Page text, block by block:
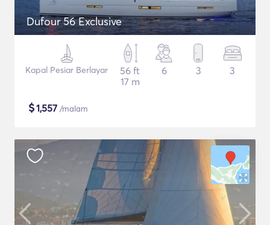
Dufour 56 Exclusive
Kapal Pesiar Berlayar
56 ft
17 m
6 3 3
$1,557 /malam